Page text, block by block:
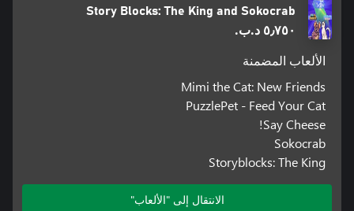
Story Blocks: The King and Sokocrab
٥٫٧٥٠ د.ب.‏
الألعاب المضمنة
Mimi the Cat: New Friends
PuzzlePet - Feed Your Cat
Say Cheese!
Sokocrab
Storyblocks: The King
الانتقال إلى "الألعاب"